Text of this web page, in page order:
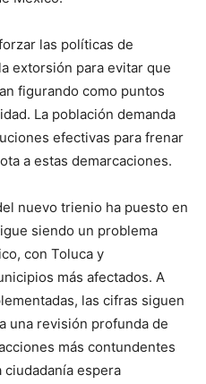
las políticas de
extorsión para evitar que
figurando como puntos
La población demanda
efectivas para frenar
a estas demarcaciones.
nuevo trienio ha puesto en
siendo un problema
con Toluca y
más afectados. A
las cifras siguen
una revisión profunda de
más contundentes
ciudadanía espera